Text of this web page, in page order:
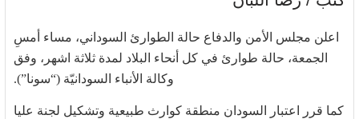
اعلن مجلس الأمن والدفاع حالة الطوارئ السوداني، مساء أمسِ
الجمعة، حالة طوارئ في كل أنحاء البلاد لمدة ثلاثة اشهر، وفق
وكالة الأنباء السودانيّة (“سونا”).
كما قرر اعتبار السودان منطقة كوارث طبيعية وتشكيل لجنة عليا